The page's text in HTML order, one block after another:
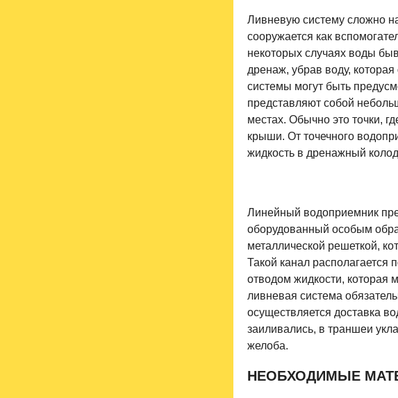
Ливневую систему сложно
сооружается как
некоторых случаях воды
дренаж, убрав воду,
системы могут быть
представляют собой
местах. Обычно это точки,
крыши. От точечного
жидкость в дренажный
Линейный водоприемник
оборудованный особым
металлической решеткой,
Такой канал располагается
отводом жидкости, которая
ливневая система
осуществляется доставка
заиливались, в траншеи
желоба.
НЕОБХОДИМЫЕ